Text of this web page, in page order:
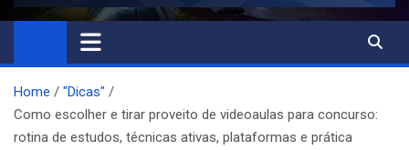
Home
"Dicas"
Como escolher e tirar proveito de videoaulas para concurso:
rotina de estudos, técnicas ativas, plataformas e prática